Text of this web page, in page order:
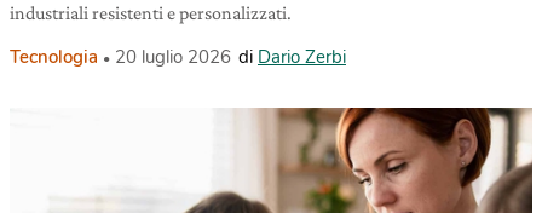
industriali resistenti e personalizzati.
Tecnologia 20 luglio 2026 di Dario Zerbi